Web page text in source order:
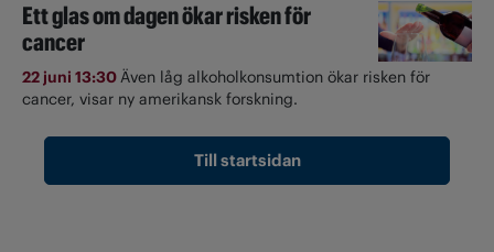
Ett glas om dagen ökar risken för
cancer
22 juni 13:30Även låg alkoholkonsumtion ökar risken för
cancer, visar ny amerikansk forskning.
Till startsidan